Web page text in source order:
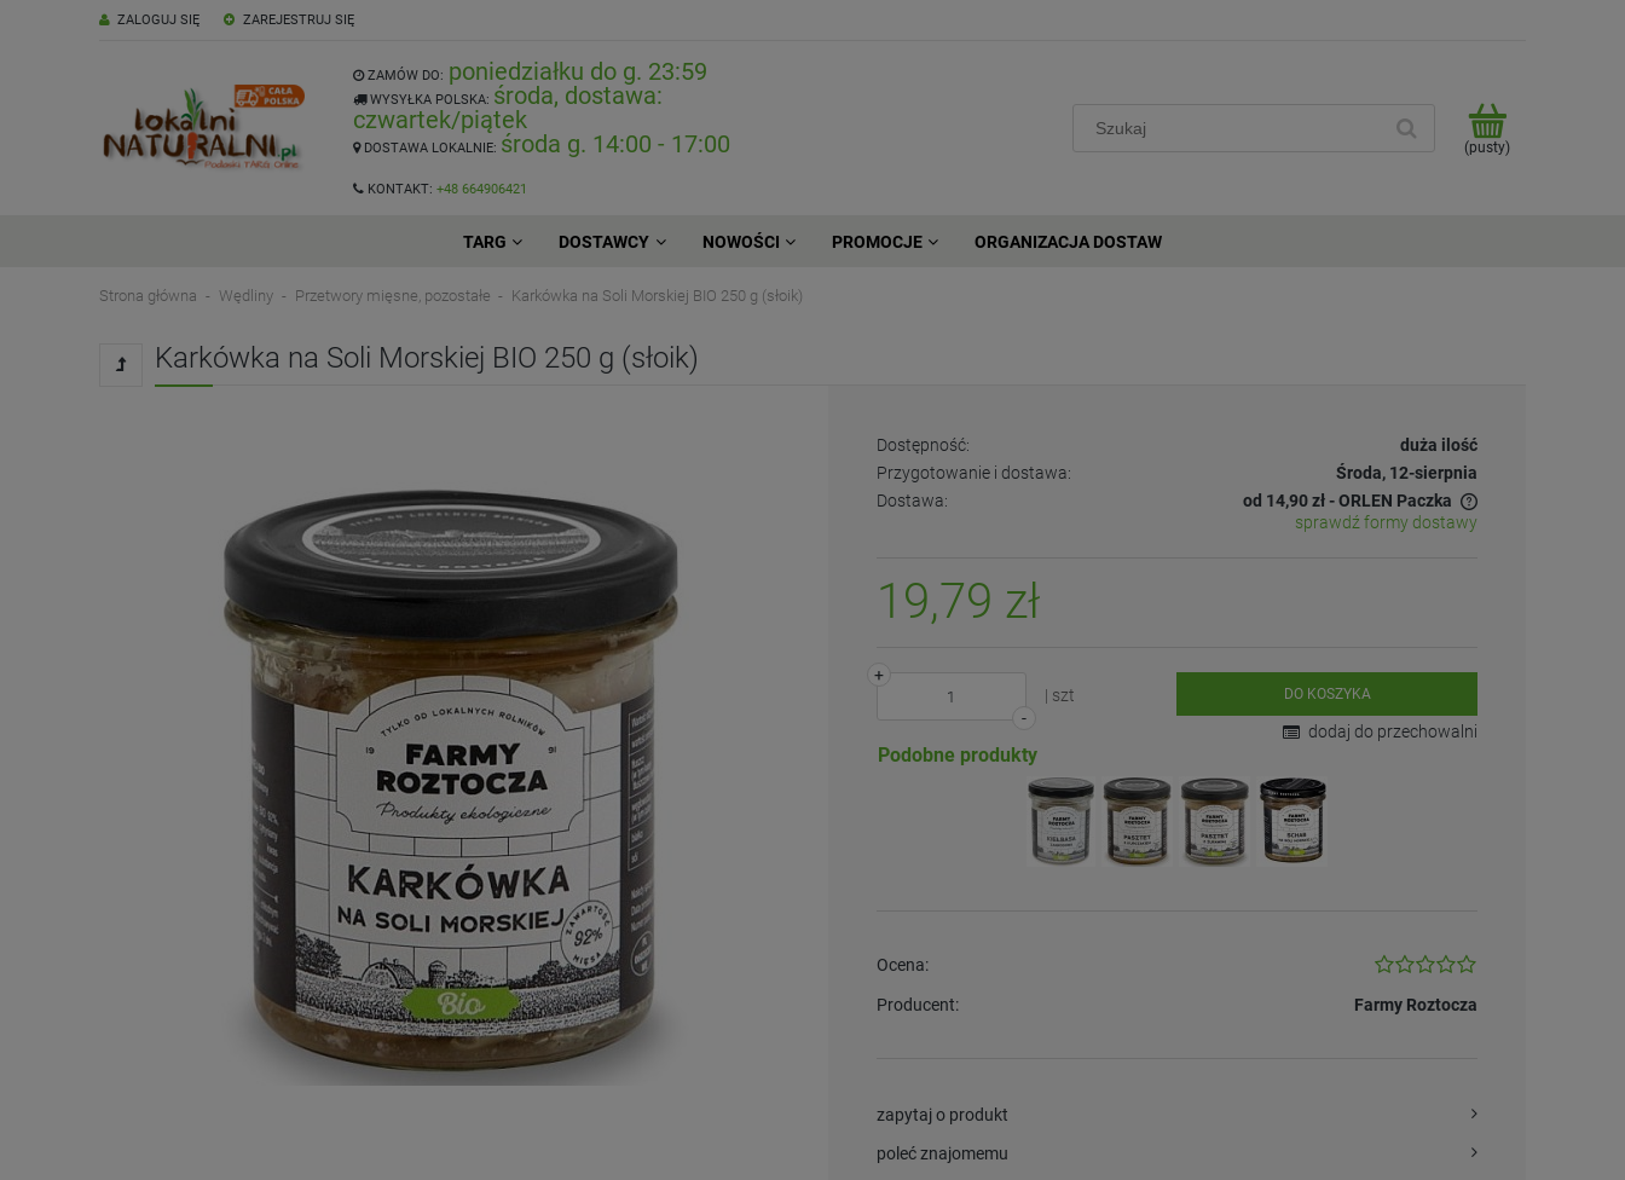
ZAREJESTRUJ SIĘ
ZALOGUJ SIĘ
ZAMÓW DO: poniedziałku do g. 23:59
WYSYŁKA POLSKA: środa, dostawa:
czwartek/piątek
DOSTAWA LOKALNIE: środa g. 14:00 - 17:00
KONTAKT: +48 664906421
(pusty)
TARG DOSTAWCY NOWOŚCI PROMOCJE ORGANIZACJA DOSTAW
Strona główna Wędliny Przetwory mięsne, pozostałe Karkówka na Soli Morskiej BIO 250 g (słoik)
Karkówka na Soli Morskiej BIO 250 g (słoik)
Dostępność:
duża ilość
Przygotowanie i dostawa:
Środa, 12-sierpnia
Dostawa:
od 14,90 zł- ORLEN Paczka
sprawdź formy dostawy
19,79 zł
-
+
| szt
DO KOSZYKA
dodaj do przechowalni
Podobne produkty
Ocena:
Producent: Farmy Roztocza
zapytaj o produkt
poleć znajomemu